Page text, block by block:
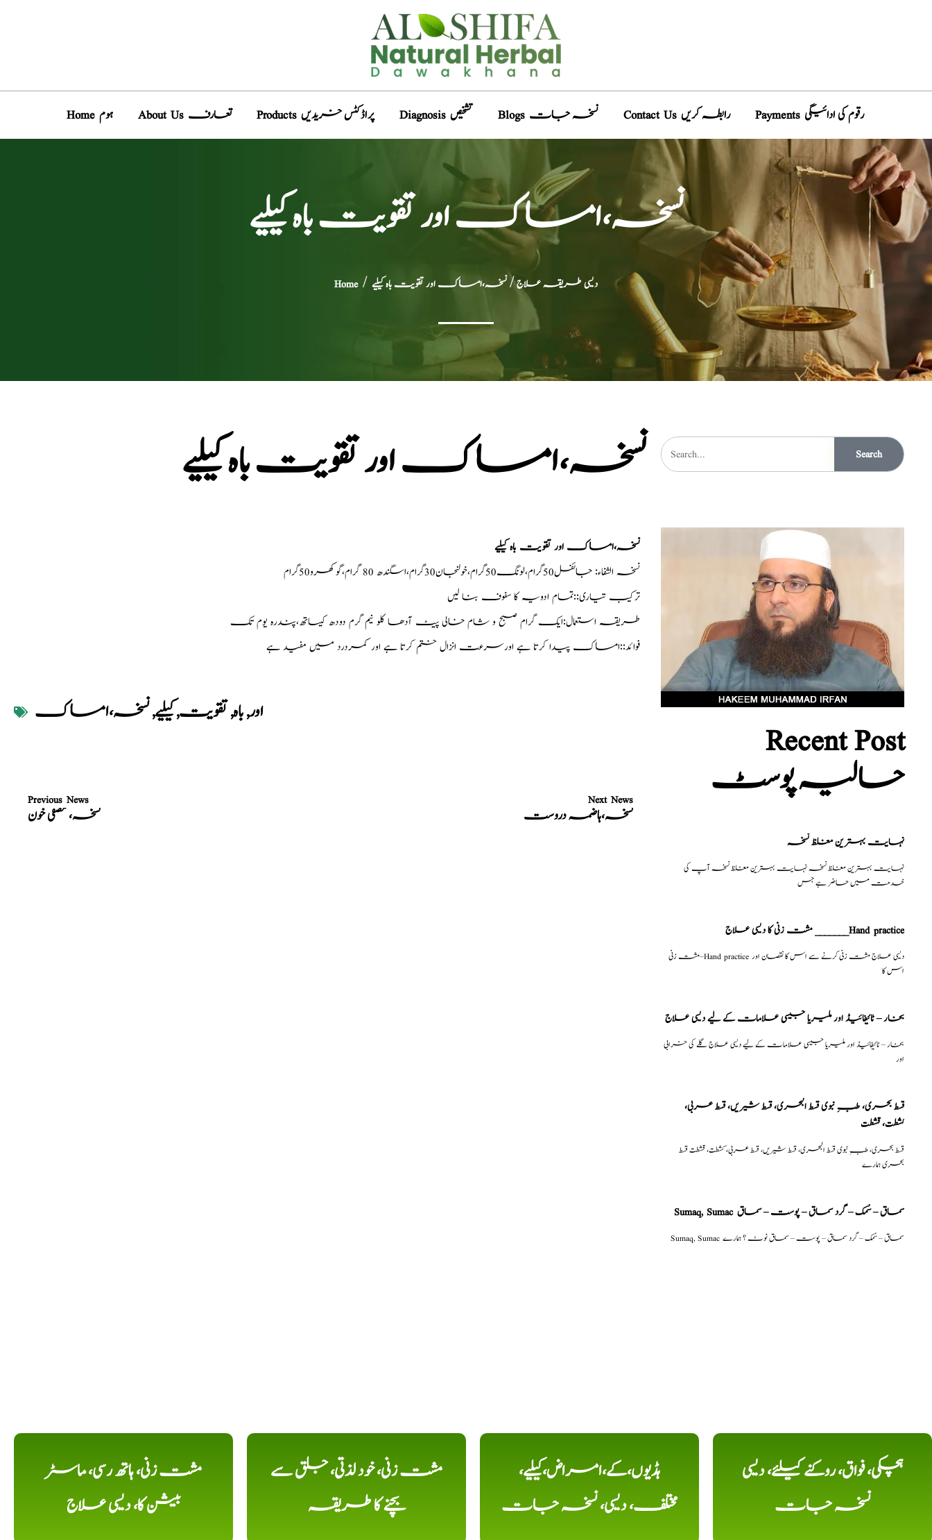
Home ہوم About Us تعارف Products پراڈکٹس خریدیں Diagnosis تشخیص Blogs نسخہ جات Contact Us رابطہ کریں Payments رقوم کی ادائیگی
نسخہ،امساک اور تقویت باہ کیلیے
Home/ دیسی طریقہ علاج/ نسخہ،امساک اور تقویت باہ کیلیے
نسخہ،امساک اور تقویت باہ کیلیے
نسخہ،امساک اور تقویت باہ کیلیے
نسخہ الشفاء: جائفل50گرام،لونگ50گرام،خولنجان30گرام،اسگندھ 80 گرام،گوکھرو50گرام
ترکیب تیاری::تمام ادویہ کا سفوف بنا لیں
طریقہ استعمال:ایک گرام صبح و شام خالی پیٹ آدھا کلو نیم گرم دودھ کیساتھ،پندرہ یوم تک
فوائد::امساک پیدا کرتا ہے اورسرعت انزال ختم کرتا ہے اور کمردرد میں مفید ہے
اور,باہ,تقویت,کیلیے,نسخہ،امساک
Previous News
نسخہ، مصفی خون
Next News
نسخہ،ہاضمہ دروست
Search
Recent Post
حالیہ پوسٹ
نہایت بہترین مغلظ نسخہ
نہایت بہترین مغلظ نسخہ نہایت بہترین مغلظ نسخہ آپ کی
خدمت میں حاضر ہے جس
مشت زنی کا دیسی علاج _______Hand practice
مشت زنی–Hand practice دیسی علاج مشت زنی کرنے سے اس کا نقصان اور
اس کا
بخار – ٹائیفائیڈ اور ملیریا جیسی علامات کے لیے دیسی علاج
بخار – ٹائیفائیڈ اور ملیریا جیسی علامات کے لیے دیسی علاج گلے کی خرابی
اور
قسط بحری، طبِ نبوی قسط البحری، قسط شیریں، قسط عربی،
كشطت، قشطت
بحری ہمارے
Sumaq, Sumac سماق – سُمک – گرد سماق – پوست – سماق
Sumaq, Sumac سماق – سُمک – گرد سماق – پوست – سماق نوٹ ؟ ہمارے
مشت زنی، ہاتھ رسی، ماسٹر
بیشن کا، دیسی علاج
مشت زنی، خود لذتی، جلق سے
بچنے کا طریقہ
ہڈیوں،کے،امراض،کیلیے،
مختلف، دیسی، نسخہ جات
ہچکی، فواق، روکنے کیلئے، دیسی
نسخہ جات